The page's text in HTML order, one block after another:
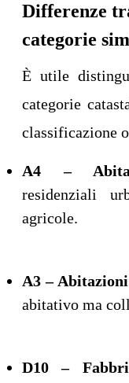
Differenze
categorie
È utile
categorie
classificazione
A4 –
residenziali
agricole.
A3 –
abitativo ma
D10 –